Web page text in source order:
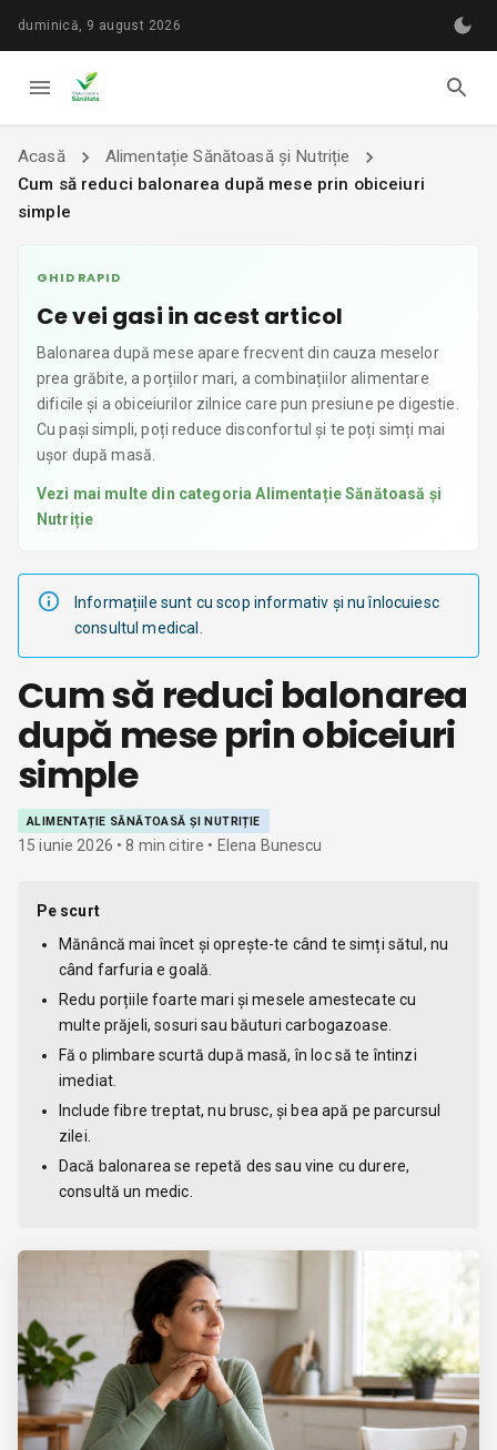
duminică, 9 august 2026
Acasă
Alimentație Sănătoasă și Nutriție
Cum să reduci balonarea după mese prin obiceiuri
simple
GHID RAPID
Ce vei gasi in acest articol
Balonarea după mese apare frecvent din cauza meselor
prea grăbite, a porțiilor mari, a combinațiilor alimentare
dificile și a obiceiurilor zilnice care pun presiune pe digestie.
Cu pași simpli, poți reduce disconfortul și te poți simți mai
ușor după masă.
Vezi mai multe din categoriaAlimentație Sănătoasă și
Nutriție
Informațiile sunt cu scop informativ și nu înlocuiesc
consultul medical.
Cum să reduci balonarea
după mese prin obiceiuri
simple
ALIMENTAȚIE SĂNĂTOASĂ ȘI NUTRIȚIE
15 iunie 2026 •8 min citire • Elena Bunescu
Pe scurt
Mănâncă mai încet și oprește-te când te simți sătul, nu
când farfuria e goală.
Redu porțiile foarte mari și mesele amestecate cu
multe prăjeli, sosuri sau băuturi carbogazoase.
Fă o plimbare scurtă după masă, în loc să te întinzi
imediat.
Include fibre treptat, nu brusc, și bea apă pe parcursul
zilei.
Dacă balonarea se repetă des sau vine cu durere,
consultă un medic.